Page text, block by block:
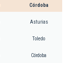
Córdoba
Asturias
Toledo
Córdoba